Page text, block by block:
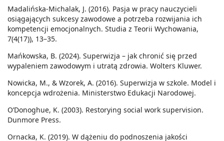
Madalińska-Michalak, J. (2016). Pasja w pracy nauczycieli
osiągających sukcesy zawodowe a potrzeba rozwijania ich
kompetencji emocjonalnych. Studia z Teorii Wychowania,
7(4(17)), 13–35.
Mańkowska, B. (2024). Superwizja – jak chronić się przed
wypaleniem zawodowym i utratą zdrowia. Wolters Kluwer.
Nowicka, M., & Wzorek, A. (2016). Superwizja w szkole. Model i
koncepcja wdrożenia. Ministerstwo Edukacji Narodowej.
O’Donoghue, K. (2003). Restorying social work supervision.
Dunmore Press.
Ornacka, K. (2019). W dążeniu do podnoszenia jakości